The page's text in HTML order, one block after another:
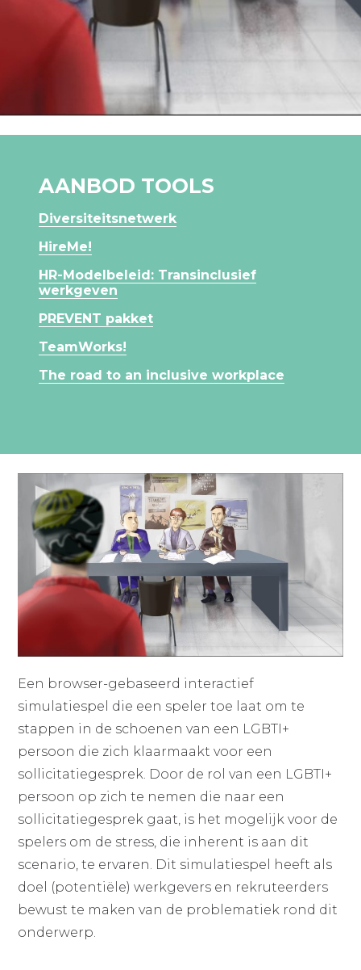
AANBOD TOOLS
Diversiteitsnetwerk
HireMe!
HR-Modelbeleid: Transinclusief
werkgeven
PREVENT pakket
TeamWorks!
The road to an inclusive workplace
Een browser-gebaseerd interactief
simulatiespel die een speler toe laat om te
stappen in de schoenen van een LGBTI+
persoon die zich klaarmaakt voor een
sollicitatiegesprek. Door de rol van een LGBTI+
persoon op zich te nemen die naar een
sollicitatiegesprek gaat, is het mogelijk voor de
spelers om de stress, die inherent is aan dit
scenario, te ervaren. Dit simulatiespel heeft als
doel (potentiële) werkgevers en rekruteerders
bewust te maken van de problematiek rond dit
onderwerp.